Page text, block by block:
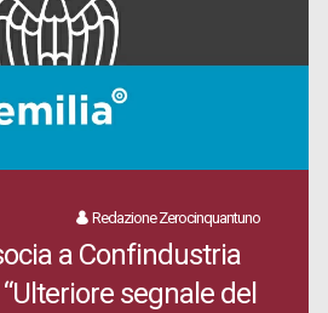
Redazione Zerocinquantuno
a Confindustria
segnale del